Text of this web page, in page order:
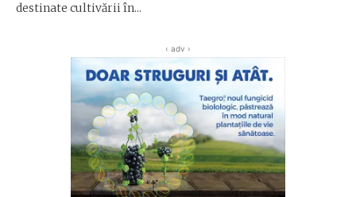
destinate cultivării în...
‹ adv ›